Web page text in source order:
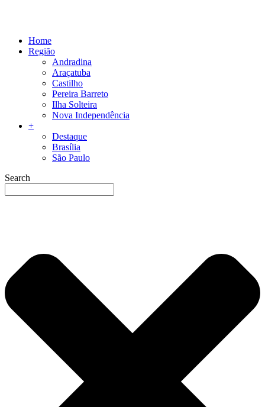
Home
Região
Andradina
Araçatuba
Castilho
Pereira Barreto
Ilha Solteira
Nova Independência
+
Destaque
Brasília
São Paulo
Search